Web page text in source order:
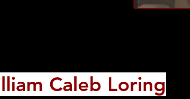
Caleb Loring